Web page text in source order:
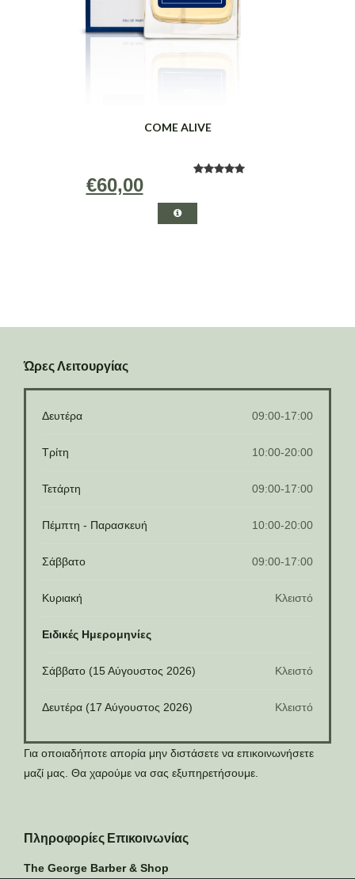
COME ALIVE
€60,00
Ώρες Λειτουργίας
Δευτέρα 09:00-17:00
Τρίτη 10:00-20:00
Τετάρτη 09:00-17:00
Πέμπτη - Παρασκευή 10:00-20:00
Σάββατο 09:00-17:00
Κυριακή Κλειστό
Ειδικές Ημερομηνίες
Σάββατο (15 Αύγουστος 2026) Κλειστό
Δευτέρα (17 Αύγουστος 2026) Κλειστό
Για οποιαδήποτε απορία μην διστάσετε να επικοινωνήσετε
μαζί μας. Θα χαρούμε να σας εξυπηρετήσουμε.
Πληροφορίες Επικοινωνίας
The George Barber & Shop